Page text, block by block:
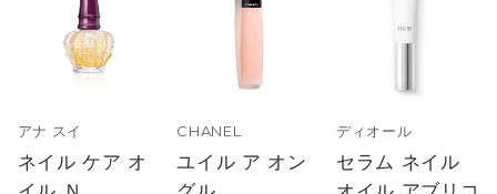
アナ スイ
ネイル ケア オ
CHANEL
ユイル ア オン
ディオール
セラム ネイル